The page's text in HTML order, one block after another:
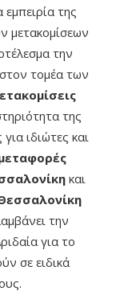
της
μετακομίσεων
την
τομέα των
της
ιδιώτες και
και
την
για το
σε ειδικά